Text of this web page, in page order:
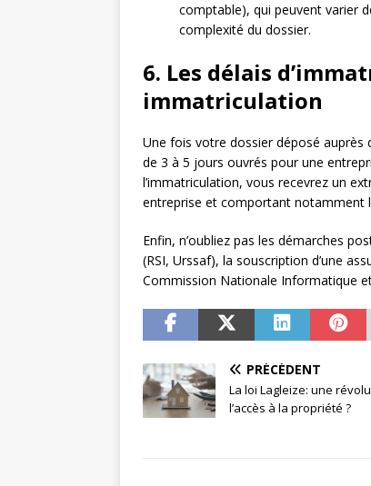
comptable), qui peuvent varier
complexité du dossier.
6. Les délais
immatriculation
Une fois votre dossier déposé auprès
de 3 à 5 jours ouvrés pour une
l’immatriculation, vous recevrez un
entreprise et comportant notamment
Enfin, n’oubliez pas les démarches
(RSI, Urssaf), la souscription d’une
Commission Nationale Informatique
PRÉCÉDENT
La loi Lagleize: une
l’accès à la propriété ?